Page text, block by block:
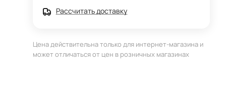
Рассчитать доставку
Цена действительна только для интернет-магазина и
может отличаться от цен в розничных магазинах